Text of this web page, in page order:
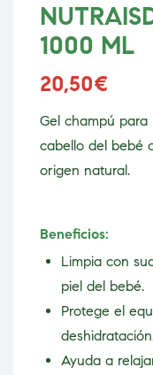
1000 ML
20,50€
Gel champú
cabello del bebé
origen natural.
Beneficios:
Limpia con
piel del bebé.
Protege el
Ayuda a